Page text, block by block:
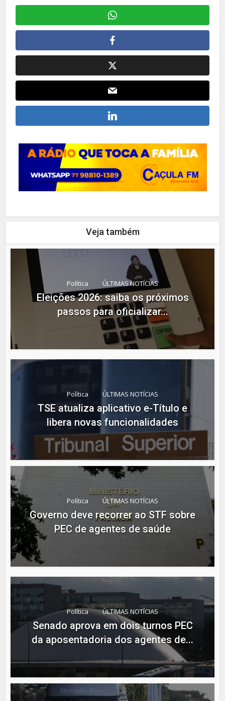
Veja também
Política ÚLTIMAS NOTÍCIAS
Eleições 2026: saiba os próximos
passos para oficializar...
Política ÚLTIMAS NOTÍCIAS
TSE atualiza aplicativo e-Título e
libera novas funcionalidades
Política ÚLTIMAS NOTÍCIAS
Governo deve recorrer ao STF sobre
PEC de agentes de saúde
Política ÚLTIMAS NOTÍCIAS
Senado aprova em dois turnos PEC
da aposentadoria dos agentes de...